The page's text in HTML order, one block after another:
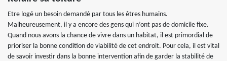
Etre logé un besoin demandé par tous les êtres humains.
Malheureusement, il y a encore des gens qui n’ont pas de domicile fixe.
Quand nous avons la chance de vivre dans un habitat, il est primordial de
prioriser la bonne condition de viabilité de cet endroit. Pour cela, il est vital
de savoir investir dans la bonne intervention afin de garder la stabilité de